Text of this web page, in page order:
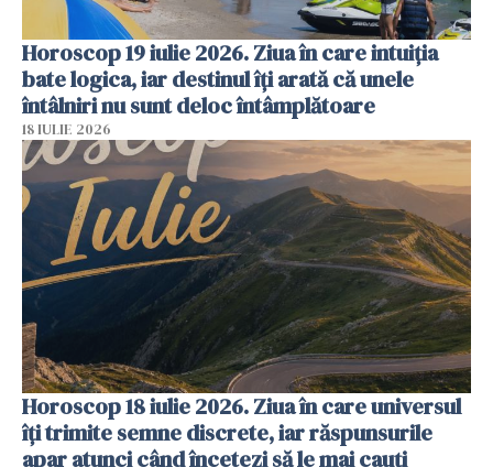
Horoscop 19 iulie 2026. Ziua în care intuiția
bate logica, iar destinul îți arată că unele
întâlniri nu sunt deloc întâmplătoare
18 IULIE 2026
Horoscop 18 iulie 2026. Ziua în care universul
îți trimite semne discrete, iar răspunsurile
apar atunci când încetezi să le mai cauți